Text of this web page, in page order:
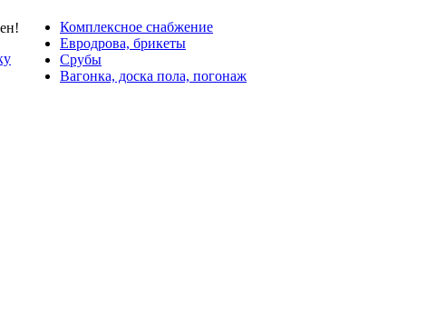
Комплексное снабжение
Евродрова, брикеты
Срубы
Вагонка, доска пола, погонаж